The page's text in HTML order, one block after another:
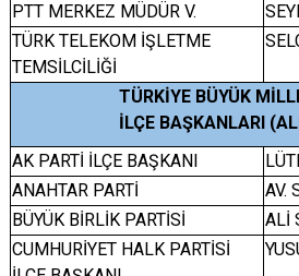
PTT MERKEZ MÜDÜR V.
TÜRK TELEKOM İŞLETME
TEMSİLCİLİĞİ
TÜRKİYE BÜYÜK
İLÇE BAŞKANLARI
AK PARTİ İLÇE BAŞKANI
ANAHTAR PARTİ
AV.
BÜYÜK BİRLİK PARTİSİ
ALİ
CUMHURİYET HALK PARTİSİ